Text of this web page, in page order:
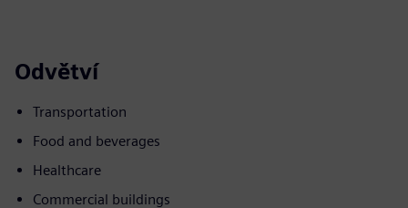
Odvětví
Transportation
Food and beverages
Healthcare
Commercial buildings